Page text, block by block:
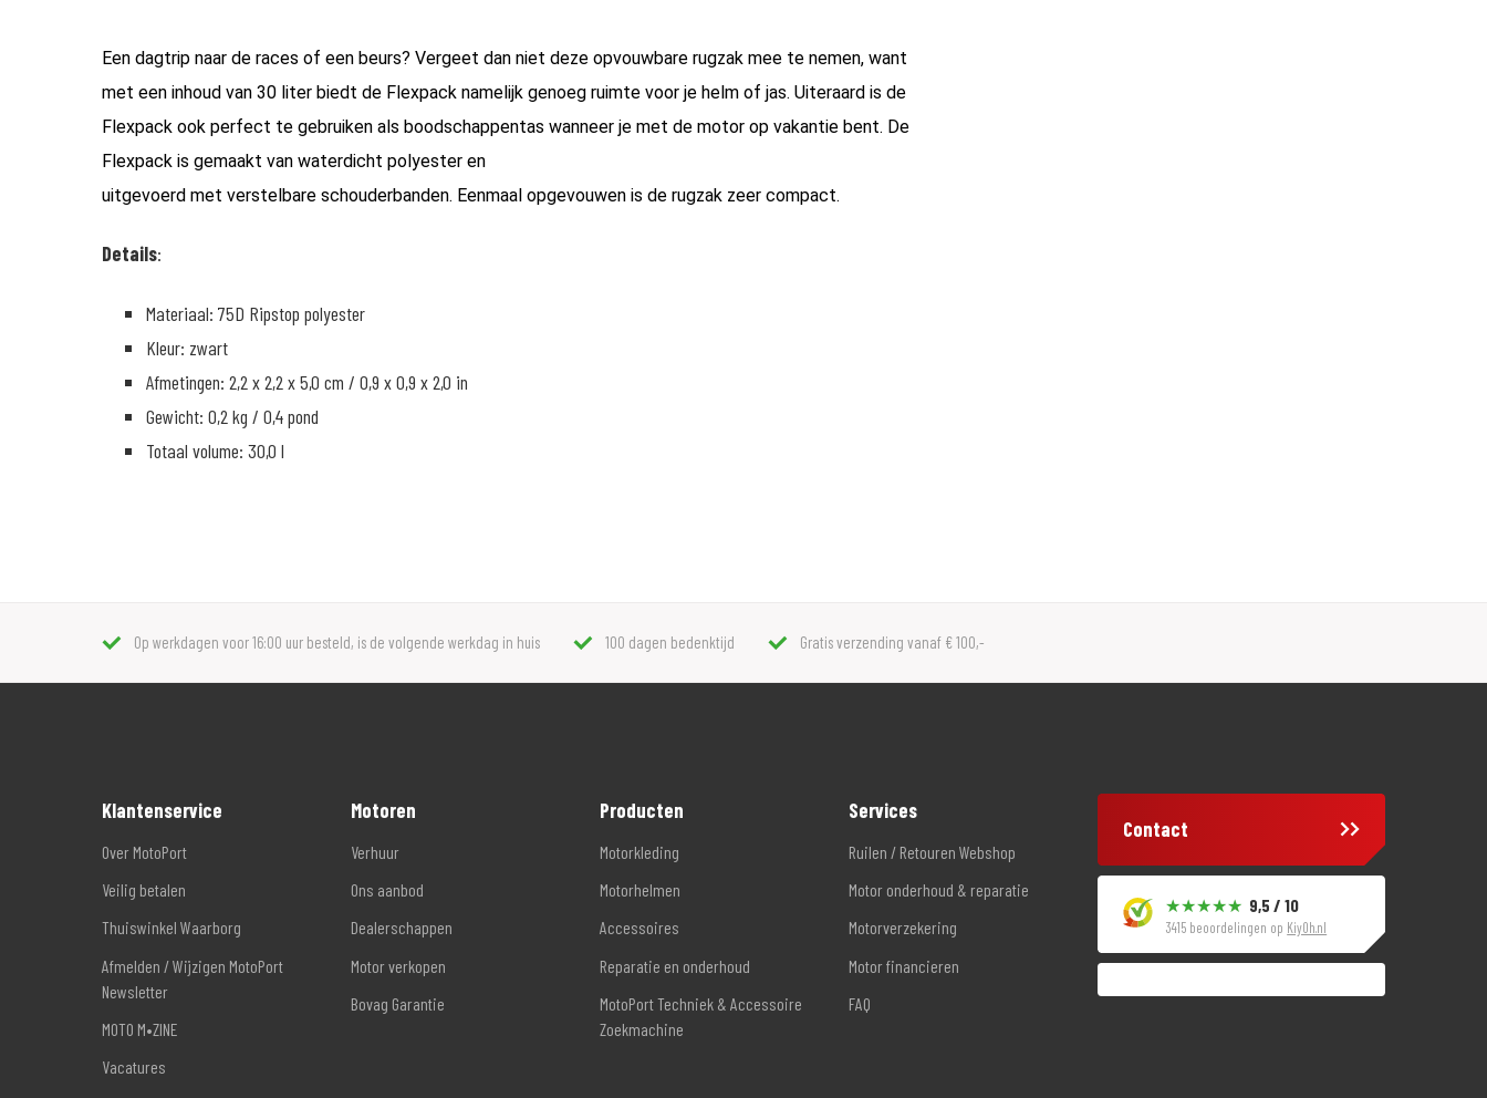
Een dagtrip naar de races of een beurs? Vergeet dan niet deze opvouwbare rugzak mee te nemen, want
met een inhoud van 30 liter biedt de Flexpack namelijk genoeg ruimte voor je helm of jas. Uiteraard is de
Flexpack ook perfect te gebruiken als boodschappentas wanneer je met de motor op vakantie bent. De
Flexpack is gemaakt van waterdicht polyester en
uitgevoerd met verstelbare schouderbanden. Eenmaal opgevouwen is de rugzak zeer compact.
Details:
Materiaal: 75D Ripstop polyester
Kleur: zwart
Afmetingen: 2,2 x 2,2 x 5,0 cm / 0,9 x 0,9 x 2,0 in
Gewicht: 0,2 kg / 0,4 pond
Totaal volume: 30,0 l
Op werkdagen voor 16:00 uur besteld, is de volgende werkdag in huis 100 dagen bedenktijd Gratis verzending vanaf € 100,-
Klantenservice
Over MotoPort
Veilig betalen
Thuiswinkel Waarborg
Afmelden / Wijzigen MotoPort
Newsletter
MOTO M•ZINE
Vacatures
Motoren
Verhuur
Ons aanbod
Dealerschappen
Motor verkopen
Bovag Garantie
Producten
Motorkleding
Motorhelmen
Accessoires
Reparatie en onderhoud
MotoPort Techniek & Accessoire
Zoekmachine
Services
Ruilen / Retouren Webshop
Motor onderhoud & reparatie
Motorverzekering
Motor financieren
FAQ
Contact
9,5 / 10
3415 beoordelingen op KiyOh.nl